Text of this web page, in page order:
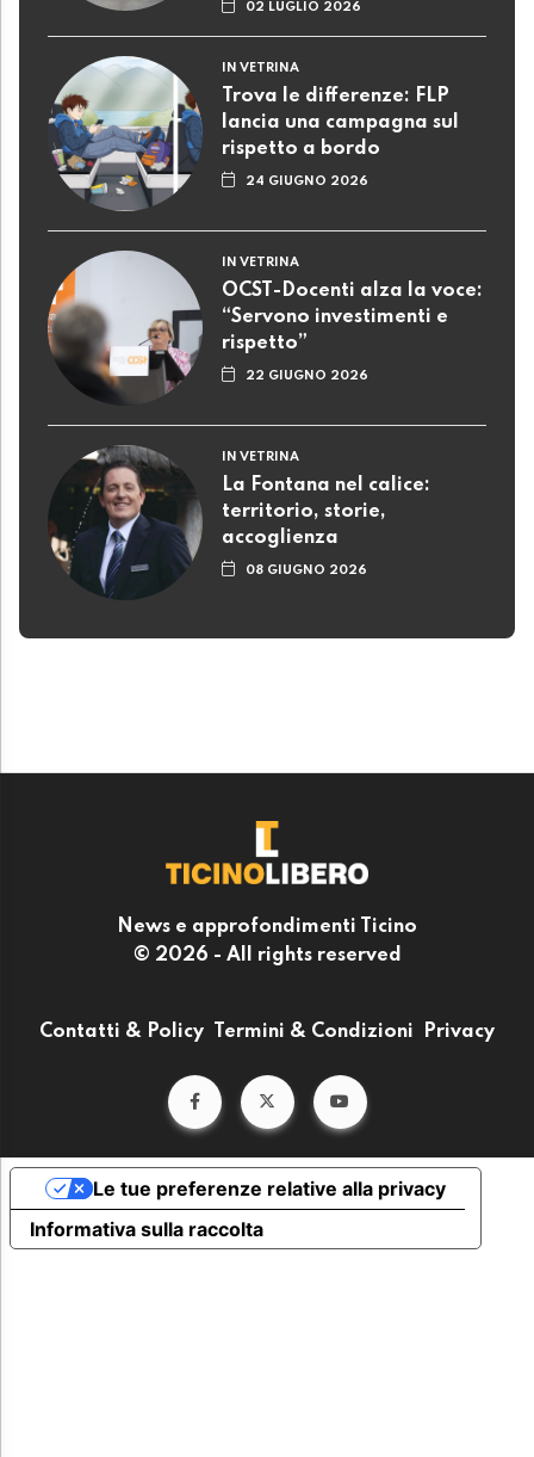
02 LUGLIO 2026
IN VETRINA
Trova le differenze: FLP
lancia una campagna sul
rispetto a bordo
24 GIUGNO 2026
IN VETRINA
OCST-Docenti alza la voce:
“Servono investimenti e
rispetto”
22 GIUGNO 2026
IN VETRINA
La Fontana nel calice:
territorio, storie,
accoglienza
08 GIUGNO 2026
News e approfondimenti Ticino
© 2026 - All rights reserved
Contatti & Policy Termini & Condizioni Privacy
Informativa sulla raccolta
Le tue preferenze relative alla privacy